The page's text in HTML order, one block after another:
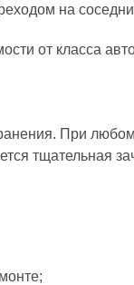
на
от класса
При
тщательная